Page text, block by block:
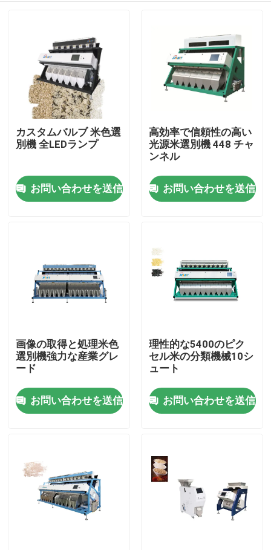
ホーム
接触
米色の選別機
穀物色の選別機
カシュー色の選別機
ピーナツ色の選別機
カスタムバルブ 米色選
別機 全LEDランプ
お問い合わせを送信
高効率で信頼性の高い
光源米選別機 448 チャ
ンネル
お問い合わせを送信
画像の取得と処理米色
選別機強力な産業グレ
ード
お問い合わせを送信
理性的な5400のピク
セル米の分類機械10シ
ュート
お問い合わせを送信